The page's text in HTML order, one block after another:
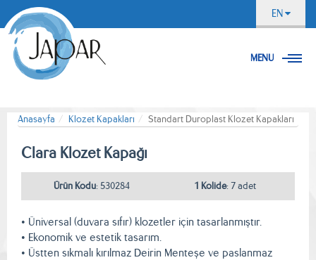
EN
MENU
Anasayfa Klozet Kapakları Standart Duroplast Klozet Kapakları
Clara Klozet Kapağı
Ürün Kodu: 530284 1 Kolide: 7 adet
• Üniversal (duvara sıfır) klozetler için tasarlanmıştır.
• Ekonomik ve estetik tasarım.
• Üstten sıkmalı kırılmaz Deirin Menteşe ve paslanmaz